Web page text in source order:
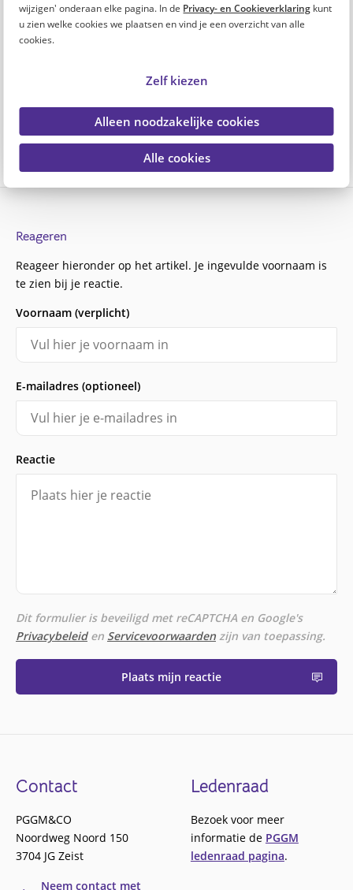
wijzigen' onderaan elke pagina. In de Privacy- en Cookieverklaring kunt
u zien welke cookies we plaatsen en vind je een overzicht van alle
cookies.
Zelf kiezen
Alleen noodzakelijke cookies
Alle cookies
Zo herken je het verschil tussen het druk hebben en
je druk maken
Om hulp vragen in 3 simpele stappen
Reageren
Reageer hieronder op het artikel. Je ingevulde voornaam is
te zien bij je reactie.
Voornaam (verplicht)
E-mailadres (optioneel)
Reactie
Dit formulier is beveiligd met reCAPTCHA en Google's
Privacybeleiden Servicevoorwaarden zijn van toepassing.
Plaats mijn reactie
Footer
Contact
PGGM&CO
Noordweg Noord 150
3704 JG Zeist
Neem contact met
Ledenraad
Bezoek voor meer
informatie de PGGM
ledenraad pagina.